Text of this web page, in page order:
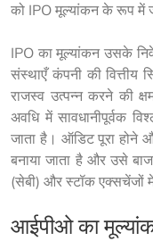
को IPO मूल्यांकन के रूप में
IPO का मूल्यांकन उसके
संस्थाएँ कंपनी की वित्तीय
राजस्व उत्पन्न करने की
अवधि में सावधानीपूर्वक
जाता है। ऑडिट पूरा होने
बनाया जाता है और उसे
(सेबी) और स्टॉक एक्सचेंजों
आईपीओ का